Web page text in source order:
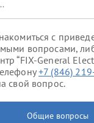
с
вопросами,
“FIX-General
+7 (846)
свой вопрос.
Общие вопросы